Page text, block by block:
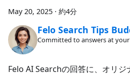
May 20, 2025 · 約4分
Felo Search Tips
Committed to answers at
Felo AI Searchの回答に、オリジ